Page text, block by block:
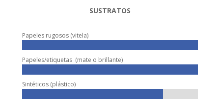
SUSTRATOS
Papeles rugosos (vitela)
Papeles/etiquetas (mate o brillante)
Sintéticos (plástico)